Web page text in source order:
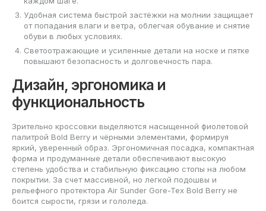
Удобная система быстрой застёжки на молнии защищает
от попадания влаги и ветра, облегчая обувание и снятие
обуви в любых условиях.
Светоотражающие и усиленные детали на носке и пятке
повышают безопасность и долговечность пара.
Дизайн, эргономика и
функциональность
Зрительно кроссовки выделяются насыщенной фиолетовой
палитрой Bold Berry и чёрными элементами, формируя
яркий, уверенный образ. Эргономичная посадка, компактная
форма и продуманные детали обеспечивают высокую
степень удобства и стабильную фиксацию стопы на любом
покрытии. За счет массивной, но легкой подошвы и
рельефного протектора Air Sunder Gore-Tex Bold Berry не
боится сырости, грязи и гололеда.